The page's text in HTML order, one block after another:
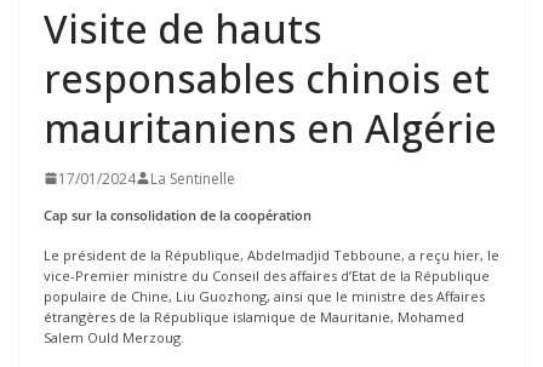
Visite de hauts
responsables chinois et
mauritaniens en Algérie
17/01/2024 La Sentinelle
Cap sur la consolidation de la coopération
Le président de la République, Abdelmadjid Tebboune, a reçu hier, le
vice-Premier ministre du Conseil des affaires d’Etat de la République
populaire de Chine, Liu Guozhong, ainsi que le ministre des Affaires
étrangères de la République islamique de Mauritanie, Mohamed
Salem Ould Merzoug.